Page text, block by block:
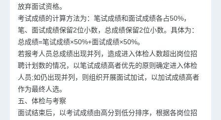
放弃面试资格。
考试成绩的计算方法为：笔试成绩和面试成绩各占50%，
笔、面试成绩保留2位小数，总成绩保留2位小数。具体为：
总成绩=笔试成绩×50%+面试成绩×50%。
若报考人员总成绩出现并列，造成进入体检人数超出岗位招
聘计划数的情况，以笔试成绩高者优先的原则确定进入体检
人员;如仍出现并列，则组织开展面试加试，以加试成绩高者
作为最终人选。
五、体检与考察
面试结束后，以考试成绩由高分到低分排序，根据各岗位招